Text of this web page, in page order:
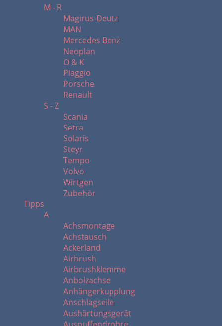
M - R
Magirus-Deutz
MAN
Mercedes Benz
Neoplan
O & K
Piaggio
Porsche
Renault
S - Z
Scania
Setra
Solaris
Steyr
Tempo
Volvo
Wirtgen
Zubehör
Tipps
A
Achsmontage
Achstausch
Ackerland
Airbrush
Airbrushklemme
Anbolzachse
Anhängerkupplung
Anschlagseile
Aushärtungsgerät